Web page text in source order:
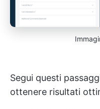
Segui questi
ottenere risultati